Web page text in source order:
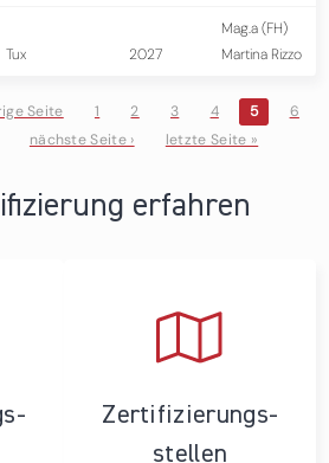
Tux 2027
Mag.a (FH)
Martina Rizzo
Seite 1 2 3 4 5
6
nächste Seite › letzte Seite »
erfahren
Zertifizierungs­
stellen